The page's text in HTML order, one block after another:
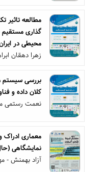
مطالعه تاثیر
گذاری
محیطی در
زهرا دهقان
بررسی سیستم
کلان داده و
نعمت رستمی
معماری ادراک
نمایشگاهی
آزاد بهمنش -